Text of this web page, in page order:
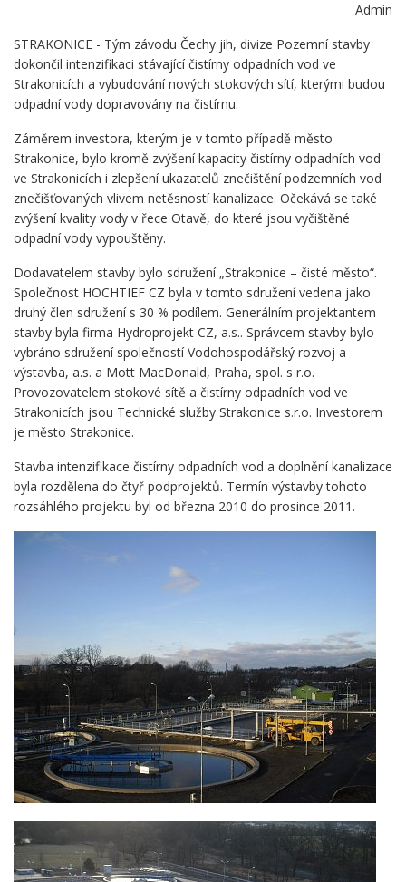
Admin
STRAKONICE - Tým závodu Čechy jih, divize Pozemní stavby
dokončil intenzifikaci stávající čistírny odpadních vod ve
Strakonicích a vybudování nových stokových sítí, kterými budou
odpadní vody dopravovány na čistírnu.
Záměrem investora, kterým je v tomto případě město
Strakonice, bylo kromě zvýšení kapacity čistírny odpadních vod
ve Strakonicích i zlepšení ukazatelů znečištění podzemních vod
znečišťovaných vlivem netěsností kanalizace. Očekává se také
zvýšení kvality vody v řece Otavě, do které jsou vyčištěné
odpadní vody vypouštěny.
Dodavatelem stavby bylo sdružení „Strakonice – čisté město“.
Společnost HOCHTIEF CZ byla v tomto sdružení vedena jako
druhý člen sdružení s 30 % podílem. Generálním projektantem
stavby byla firma Hydroprojekt CZ, a.s.. Správcem stavby bylo
vybráno sdružení společností Vodohospodářský rozvoj a
výstavba, a.s. a Mott MacDonald, Praha, spol. s r.o.
Provozovatelem stokové sítě a čistírny odpadních vod ve
Strakonicích jsou Technické služby Strakonice s.r.o. Investorem
je město Strakonice.
Stavba intenzifikace čistírny odpadních vod a doplnění kanalizace
byla rozdělena do čtyř podprojektů. Termín výstavby tohoto
rozsáhlého projektu byl od března 2010 do prosince 2011.